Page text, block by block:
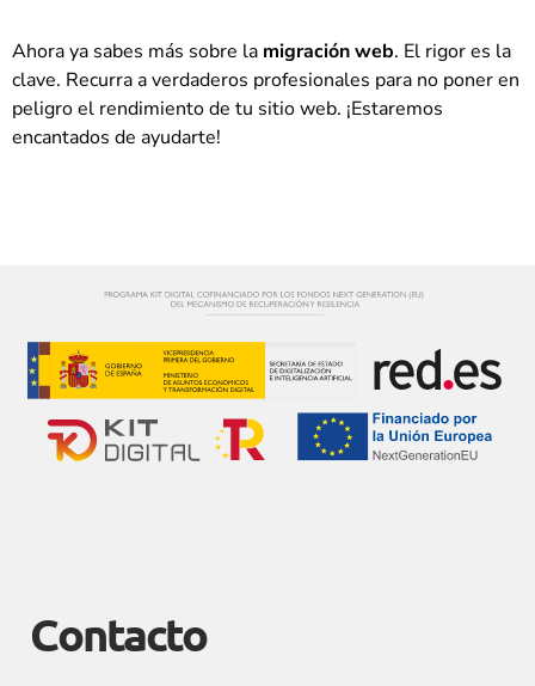
Ahora ya sabes más sobre la migración web. El rigor es la
clave. Recurra a verdaderos profesionales para no poner en
peligro el rendimiento de tu sitio web. ¡Estaremos
encantados de ayudarte!
Contacto